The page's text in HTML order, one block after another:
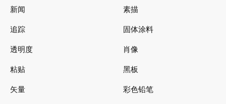
新闻
追踪
透明度
粘贴
矢量
素描
固体涂料
肖像
黑板
彩色铅笔